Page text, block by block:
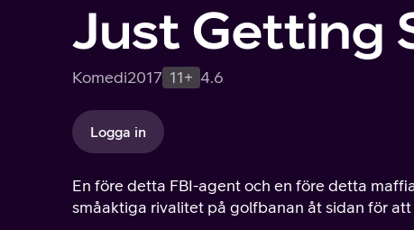
Just Getting
Komedi2017 11+ 4.6
Logga in
En före detta FBI-agent och en före detta
småaktiga rivalitet på golfbanan åt sidan för